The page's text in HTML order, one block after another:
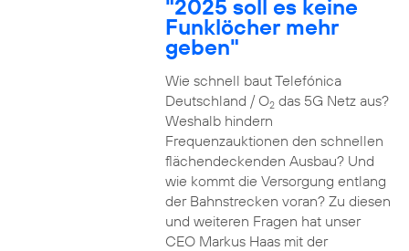
"2025 soll es keine
Funklöcher mehr
geben"
Wie schnell baut Telefónica
Deutschland / O2das 5G Netz aus?
Weshalb hindern
Frequenzauktionen den schnellen
flächendeckenden Ausbau? Und
wie kommt die Versorgung entlang
der Bahnstrecken voran? Zu diesen
und weiteren Fragen hat unser
CEO Markus Haas mit der